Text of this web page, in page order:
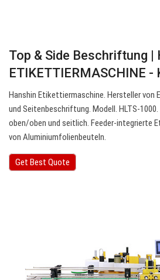
Top & Side Beschriftung |
ETIKETTIERMASCHINE -
Hanshin Etikettiermaschine. Hersteller von
und Seitenbeschriftung. Modell. HLTS-
oben/oben und seitlich. Feeder-integrierte
von Aluminiumfolienbeuteln.
Get Best Quote